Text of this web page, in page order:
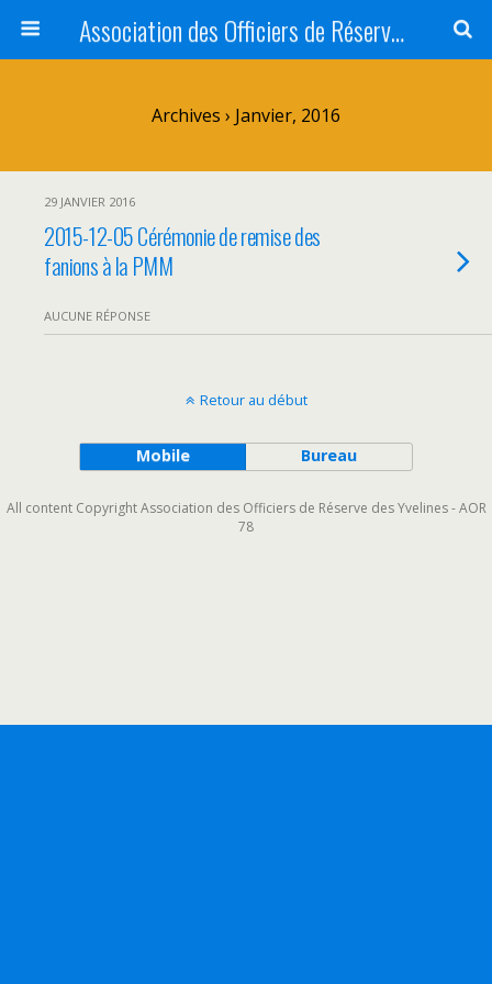
Association des Officiers de Réserve des Yvelines <br />AOR 78 - AORY
Archives › Janvier, 2016
29 JANVIER 2016
2015-12-05 Cérémonie de remise des
fanions à la PMM
AUCUNE RÉPONSE
Retour au début
Mobile Bureau
All content Copyright Association des Officiers de Réserve des Yvelines - AOR
78